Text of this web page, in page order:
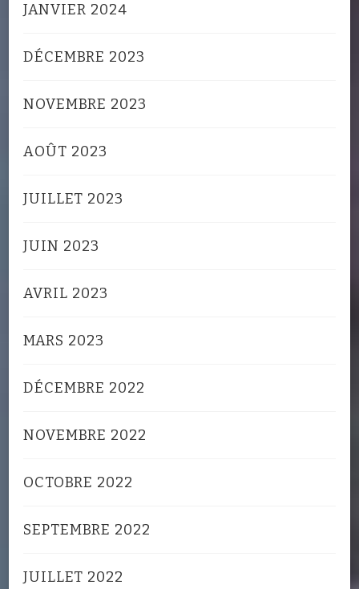
JANVIER 2024
DÉCEMBRE 2023
NOVEMBRE 2023
AOÛT 2023
JUILLET 2023
JUIN 2023
AVRIL 2023
MARS 2023
DÉCEMBRE 2022
NOVEMBRE 2022
OCTOBRE 2022
SEPTEMBRE 2022
JUILLET 2022